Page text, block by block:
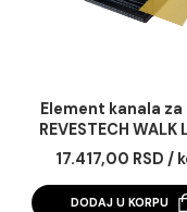
Revestech